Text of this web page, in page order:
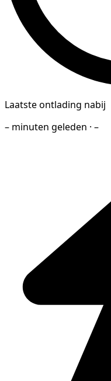
Laatste ontlading nabij
– minuten geleden · –